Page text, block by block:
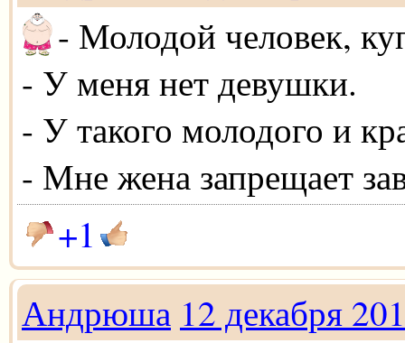
- Молодой человек,
- У меня нет девушки.
- У такого молодого и
- Мне жена запрещает
+1
Андрюша 12 декабря